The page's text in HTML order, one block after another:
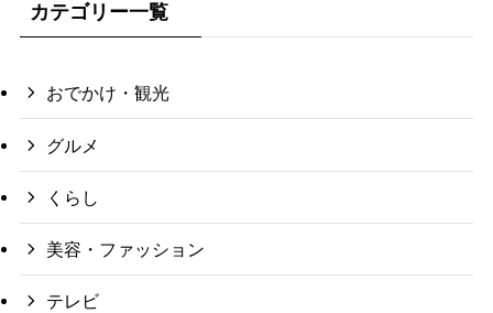
カテゴリー一覧
おでかけ・観光
グルメ
くらし
美容・ファッション
テレビ